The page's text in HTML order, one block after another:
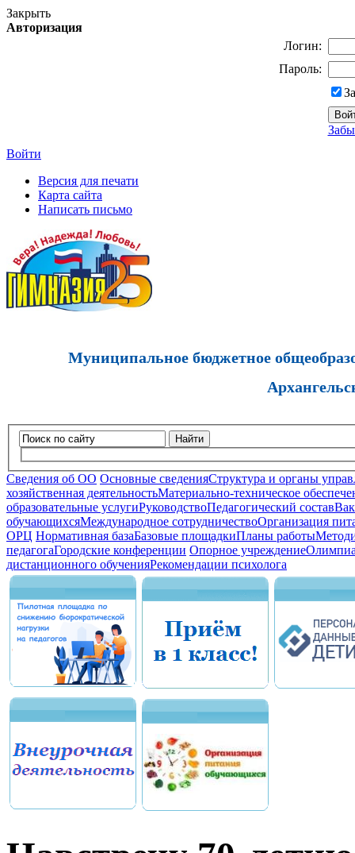
Закрыть
Авторизация
Логин:
Пароль:
Войти
Версия для печати
Карта сайта
Написать письмо
Муниципальное бюджетное
Найти
Сведения об ОО Основные сведенияСтруктура и органы
хозяйственная деятельностьМатериально-техническое
образовательные услугиРуководствоПедагогический состав
обучающихсяМеждународное сотрудничествоОрганизация
ОРЦ Нормативная базаБазовые площадкиПланы работы
педагогаГородские конференции Опорное учреждение
дистанционного обученияРекомендации психолога